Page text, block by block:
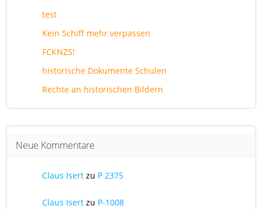
test
Kein Schiff mehr verpassen
FCKNZS!
historische Dokumente Schulen
Rechte an historischen Bildern
Neue Kommentare
Claus Isert zu P 2375
Claus Isert zu P-1008